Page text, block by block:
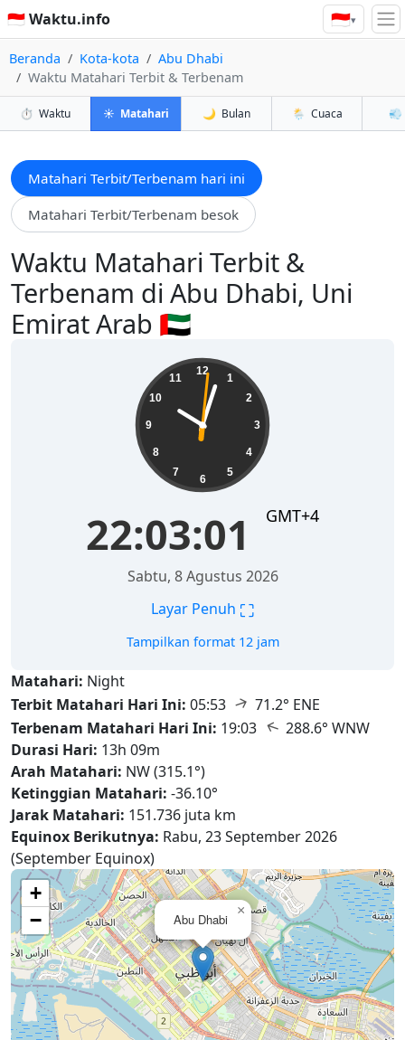
🇮🇩 Waktu.info 🇮🇩▾
Beranda Kota-kota
Abu Dhabi
Waktu Matahari Terbit & Terbenam
⏱️ Waktu ☀️ Matahari 🌙 Bulan 🌦️ Cuaca 💨
Matahari Terbit/Terbenam hari ini
Matahari Terbit/Terbenam besok
Waktu Matahari Terbit &
Terbenam di Abu Dhabi, Uni
Emirat Arab 🇦🇪
12
1
2
3
4
5
6
7
8
9
10
11
22:03:02 GMT+4
Sabtu, 8 Agustus 2026
Layar Penuh ⛶
Tampilkan format 12 jam
Matahari: Night
Terbit Matahari Hari Ini: 05:53 ↑ 71.2° ENE
Terbenam Matahari Hari Ini: 19:03 ↑ 288.6° WNW
Durasi Hari: 13h 09m
Arah Matahari: NW (315.1°)
Ketinggian Matahari: -36.10°
Jarak Matahari: 151.736 juta km
Equinox Berikutnya: Rabu, 23 September 2026
(September Equinox)
Abu Dhabi
×
+
−